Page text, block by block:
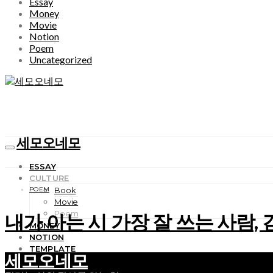
Money
Movie
Notion
Poem
Uncategorized
세모오네모
ESSAY
CULTURE
Book
Movie
Poem
MONEY
NOTION
TEMPLATE
POEM
내가 아는 시 가장 잘 쓰는 사람,
세모오네모